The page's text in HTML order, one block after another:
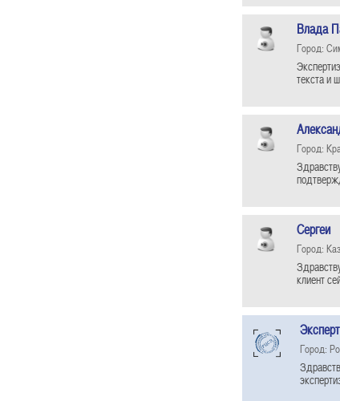
Влада
Город:
текста и
Город:
Сергеи
Город:
клиент
Эксперт
Город: